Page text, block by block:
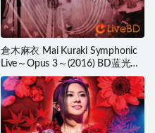
倉木麻衣 Mai Kuraki Symphonic
Live～Opus 3～(2016) BD蓝光原
盘 38.5G